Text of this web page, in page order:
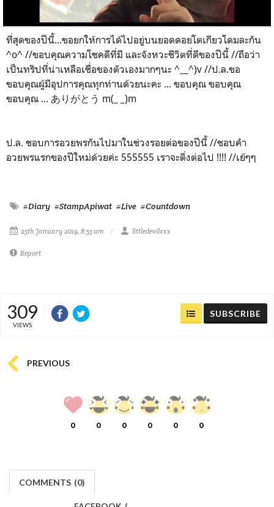
ที่สุดของปีนี้...ขอยกให้การได้ไปอยู่บนยอดดอยโตเกียวโดมละกัน
^o^ //ขอบคุณความโชคดีที่มี และจังหวะชีวิตที่ดีของปีนี้ //ถือว่า
เป็นทริปที่น่าเหลือเชื่อของตัวเองมากๆนะ ^__^)v //ป.ล.ขอ
ขอบคุณผู้มีอุปการคุณทุกท่านด้วยนะคะ ... ขอบคุณ ขอบคุณ
ขอบคุณ ... ありがとう m(_ _)m
ป.ล. ชอบการอวยพรกันไปมาในช่วงรอยต่อของปีนี้ //ชอบคำ
อวยพรแรกของปีใหม่ด้วยค่ะ 555555 เราจะติ่งต่อไป !!!! //เย้ๆๆ
#Diary #StampApiwat #Live #Countdown
25th January 2019, 8:55 am littledevilxxx
Report
309
VIEWS
SUBSCRIBE
PREVIOUS
0 0 0 0 0 0
COMMENTS (0)